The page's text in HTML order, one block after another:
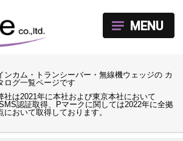
ンカム・トランシーバー・無線機ウェッジの カ
ログ一覧ページです
社は2021年に本社および東京本社において
認証取得、Pマークに関しては2022年に全拠
において取得しております。
MENU